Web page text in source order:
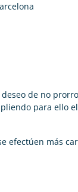
de no
para ello
efectúen más